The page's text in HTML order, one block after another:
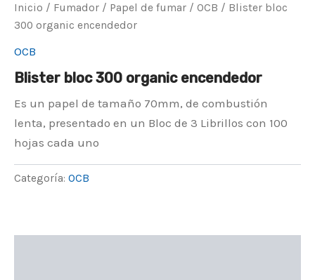
Inicio / Fumador / Papel de fumar / OCB / Blister bloc
300 organic encendedor
OCB
Blister bloc 300 organic encendedor
Es un papel de tamaño 70mm, de combustión
lenta, presentado en un Bloc de 3 Librillos con 100
hojas cada uno
Categoría: OCB